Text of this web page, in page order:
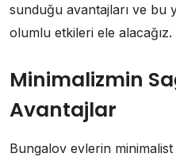
sunduğu avantajları ve bu
olumlu etkileri ele alacağız.
Minimalizmin
Avantajlar
Bungalov evlerin minimalist